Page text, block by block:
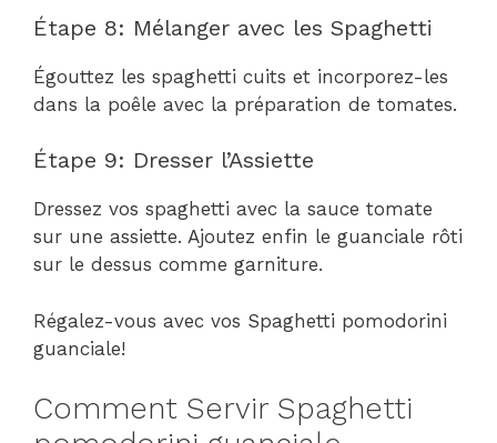
Étape 8: Mélanger avec les Spaghetti
Égouttez les spaghetti cuits et incorporez-les
dans la poêle avec la préparation de tomates.
Étape 9: Dresser l’Assiette
Dressez vos spaghetti avec la sauce tomate
sur une assiette. Ajoutez enfin le guanciale rôti
sur le dessus comme garniture.
Régalez-vous avec vos Spaghetti pomodorini
guanciale!
Comment Servir Spaghetti